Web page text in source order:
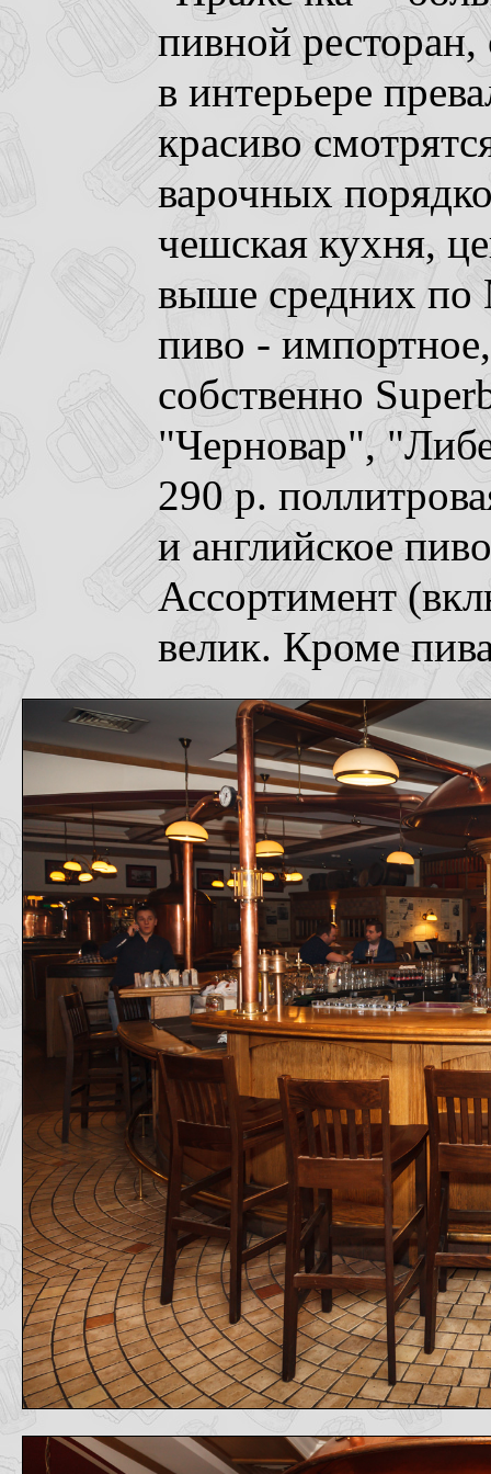
пивной
в интерьере
красиво
варочных
чешская кухня,
выше средних по
пиво -
собственно
"Черновар",
290 р.
и английское
Ассортимент
велик. Кроме